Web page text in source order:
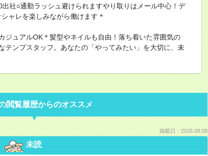
社○通勤ラッシュ避けられますやり取りはメール中心！デ
ャレを楽しみながら働けます＊
ジュアルOK＊髪型やネイルも自由！落ち着いた雰囲気の
テンプスタッフ。あなたの「やってみたい」を大切に、未
閲覧履歴からのオススメ
掲載日：2026.08.08
未読